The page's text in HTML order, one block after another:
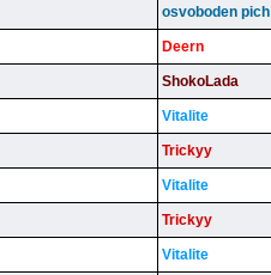
osvoboden pich
Deern
ShokoLada
Vitalite
Trickyy
Vitalite
Trickyy
Vitalite